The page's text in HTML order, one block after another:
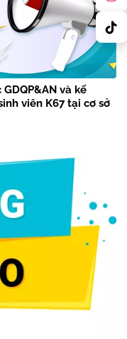
và kế
viên K67 tại cơ sở